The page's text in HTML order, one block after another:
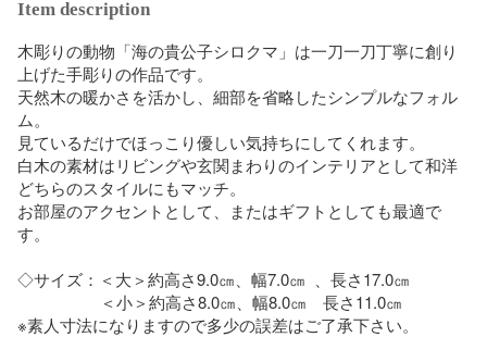
Item description
木彫りの動物「海の貴公子シロクマ」は一刀一刀丁寧に創り
上げた手彫りの作品です。
天然木の暖かさを活かし、細部を省略したシンプルなフォル
ム。
見ているだけでほっこり優しい気持ちにしてくれます。
白木の素材はリビングや玄関まわりのインテリアとして和洋
どちらのスタイルにもマッチ。
お部屋のアクセントとして、またはギフトとしても最適で
す。
◇サイズ：＜大＞約高さ9.0㎝、幅7.0㎝  、長さ17.0㎝
＜小＞約高さ8.0㎝、幅8.0㎝　長さ11.0㎝
※素人寸法になりますので多少の誤差はご了承下さい。